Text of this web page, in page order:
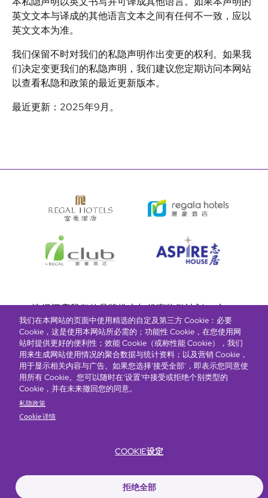
英文文本与译成的其他语言文本之间有任何不一致，应以
英文文本为准。
我们保留不时对我们的私隐声明作出变更的权利。如果我
们决定变更我们的私隐声明，我们建议您定期访问本网站
以查看私隐和政策的最近更新版本。
最近更新：2025年9月。
Bottom
menu
选择酒店我们的品牌推广与优惠奖励计划e-shop
管理层简介
Footer无障碍声明私隐声明Cookie政策网站使用条款
抢先一步，掌握最新资讯！
我们在本网站的页面中使用精选的自定及第三方 Cookie：必要
Cookie，这是使用本网站所必需的；功能性 Cookie，在您使用网
站时提供更好的便利性；效能 Cookie（或称性能 Cookie），我们
用来生成网站使用情况的聚合数据与统计资料；以及营销 Cookie，
用于显示相关内容与广告。如果您选择‘接受全部’，即表示您同意使
用所有 Cookie。您可以随时在‘设置’中接受或拒绝个别类型的
Cookie，并在未来撤回您的同意。
私隐政策
Cookie 详情
COOKIE设定
拒绝全部